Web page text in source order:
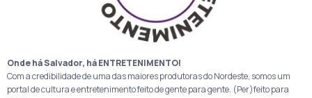
Onde há Salvador, há ENTRETENIMENTO!
Com a credibilidade de uma das maiores produtoras do Nordeste, somos um
portal de cultura e entretenimento feito de gente para gente. (Per)feito para